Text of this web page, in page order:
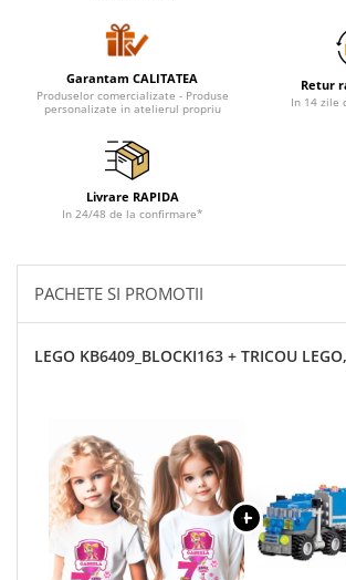
Garantam CALITATEA
Produselor comercializate - Produse
personalizate in atelierul propriu
Retur
In 14 zile
Livrare RAPIDA
In 24/48 de la confirmare*
PACHETE SI PROMOTII
LEGO KB6409_BLOCKI163 + TRICOU